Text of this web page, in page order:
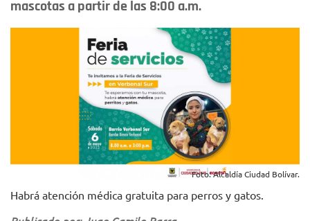
mascotas a partir de las 8:00 a.m.
Foto: Alcaldía Ciudad Bolívar.
Habrá atención médica gratuita para perros y gatos.